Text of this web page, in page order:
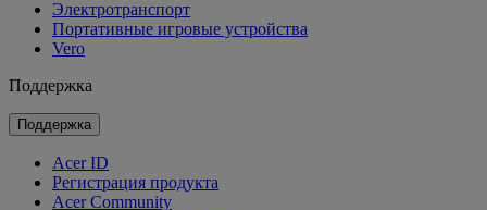
Электротранспорт
Портативные игровые устройства
Vero
Поддержка
Поддержка
Acer ID
Регистрация продукта
Acer Community